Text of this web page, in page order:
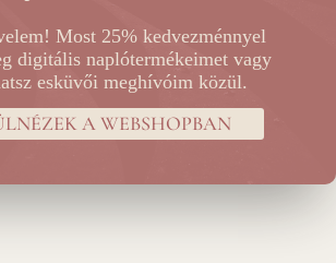
Most 25% kedvezménnyel
digitális naplótermékeimet vagy
esküvői meghívóim közül.
A WEBSHOPBAN